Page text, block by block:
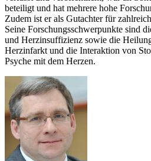
beteiligt und hat mehrere hohe
Zudem ist er als Gutachter für
Seine Forschungsschwerpunkte sind
und Herzinsuffizienz sowie die
Herzinfarkt und die Interaktion von
Psyche mit dem Herzen.